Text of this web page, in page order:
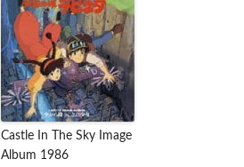
Castle In The Sky Image
Album 1986